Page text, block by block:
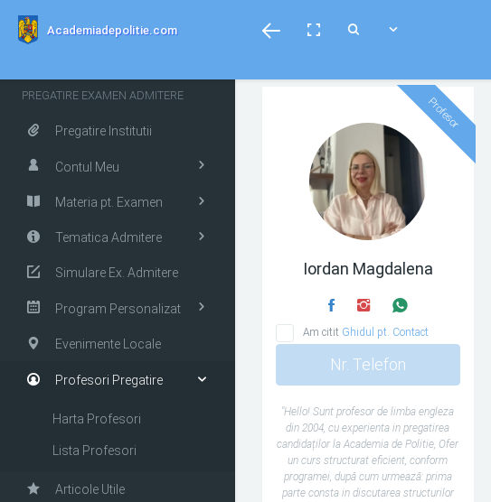
Academiadepolitie.com Toggle
Toggle
Toggle
PREGATIRE EXAMEN ADMITERE
Pregatire Institutii
Contul Meu
Materia pt. Examen
Tematica Admitere
Simulare Ex. Admitere
Program Personalizat
Evenimente Locale
Profesori Pregatire
Harta Profesori
Lista Profesori
Articole Utile
Profesor
Iordan Magdalena
Am citit Ghidul pt. Contact
Nr. Telefon
"Hello! Sunt profesor de limba engleza
din 2004, cu experienta in pregatirea
candidaților la Academia de Politie, Ofer
un curs structurat eficient, conform
programei, după cum urmează: prima
parte consta in discutarea structurilor